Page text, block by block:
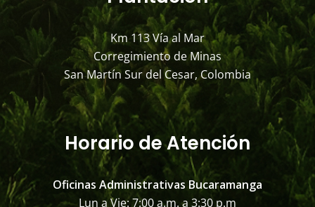
Km 113 Vía al Mar
Corregimiento de Minas
San Martín Sur del Cesar, Colombia
Horario de Atención
Oficinas Administrativas Bucaramanga
Lun a Vie: 7:00 a.m. a 3:30 p.m